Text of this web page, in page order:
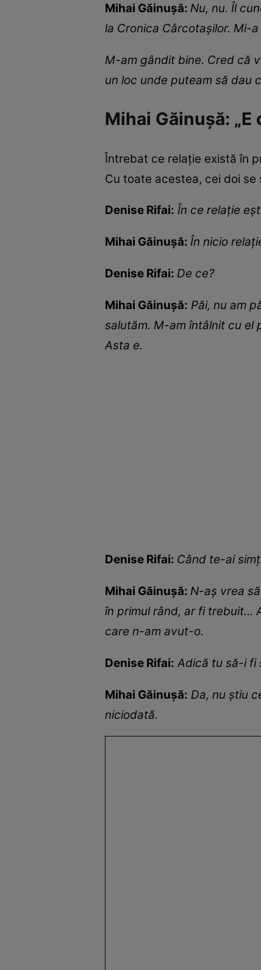
Mihai Găinușă: Nu, nu. Îl
la Cronica Cârcotașilor. Mi-
M-am gândit bine. Cred că
un loc unde puteam să dau
Mihai Găinușă:
Întrebat ce relație există în
Cu toate acestea, cei doi
Denise Rifai: În ce relație
Mihai Găinușă: În nicio
Denise Rifai: De ce?
Mihai Găinușă: Păi, nu am
salutăm. M-am întâlnit cu el
Asta e.
Denise Rifai: Când te-ai
Mihai Găinușă: N-aș vrea
în primul rând, ar fi trebuit...
care n-am avut-o.
Denise Rifai: Adică tu să-i fi
Mihai Găinușă: Da, nu știu
niciodată.